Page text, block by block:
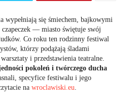
wypełniają się śmiechem, bajkowymi
— miasto świętuje swój
Co roku ten rodzinny festiwal
którzy podążają śladami
i przedstawienia teatralne.
pokoleń i twórczego ducha
specyfice festiwalu i jego
na wroclawiski.eu.